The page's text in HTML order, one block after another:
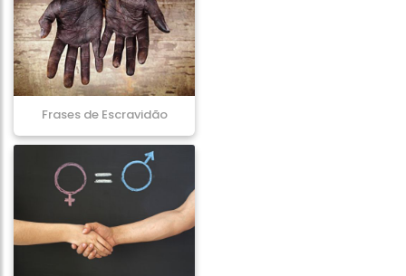
Frases de Escravidão